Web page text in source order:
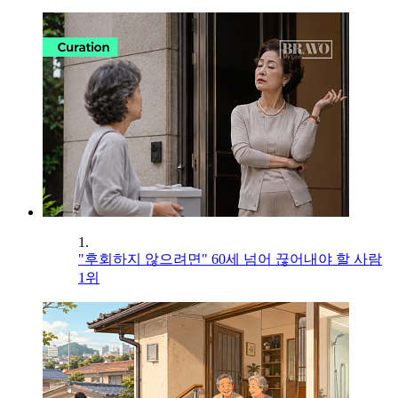
1.
"후회하지 않으려면" 60세 넘어 끊어내야 할 사람
1위